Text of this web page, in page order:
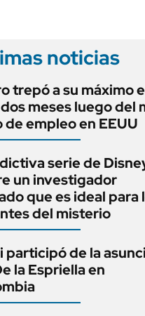
noticias
trepó a su máximo
meses luego del
de empleo en EEUU
serie de
un investigador
que es ideal para
del misterio
participó de la
la Espriella en